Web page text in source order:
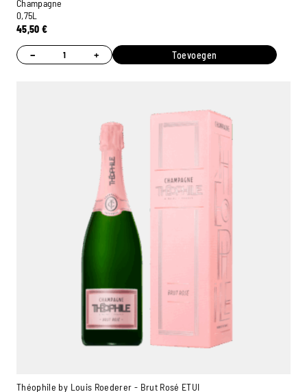
Champagne
0,75L
45,50€
− + Toevoegen
Théophile by Louis Roederer - Brut Rosé ETUI